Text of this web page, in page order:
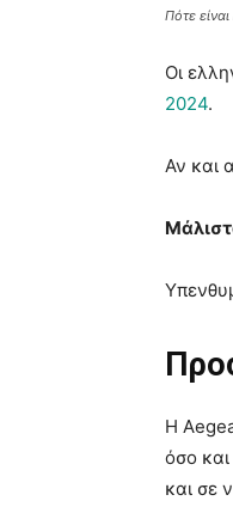
Πότε
Οι
2024.
Αν και
Η
όσο
και σε